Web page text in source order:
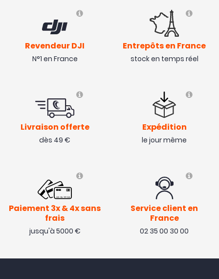
Revendeur DJI
N°1 en France
Entrepôts en France
stock en temps réel
Livraison offerte
dès 49 €
Expédition
le jour même
Paiement 3x & 4x sans
frais
jusqu'à 5000 €
Service client en
France
02 35 00 30 00